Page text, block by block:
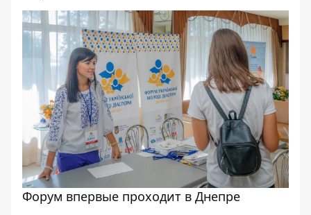
Форум впервые проходит в Днепре